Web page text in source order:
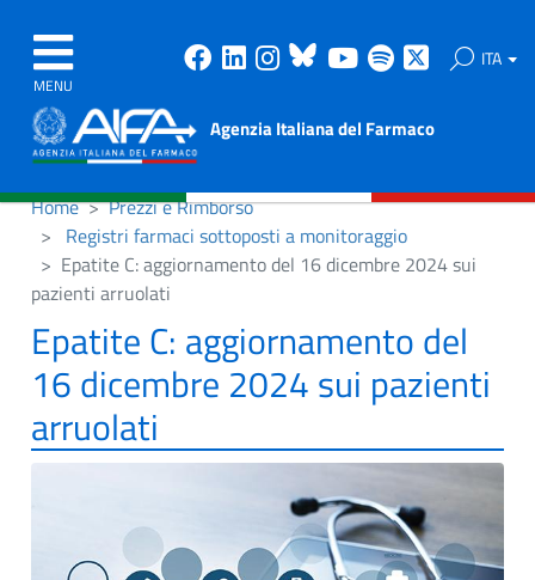
MENU
Facebook
Linkedin
Instagram
Bluesky
Youtube
Spotify ITA
Agenzia Italiana del Farmaco
Home
Prezzi e Rimborso
Registri farmaci sottoposti a monitoraggio
Epatite C: aggiornamento del 16 dicembre 2024 sui
pazienti arruolati
Epatite C: aggiornamento del
16 dicembre 2024 sui pazienti
arruolati